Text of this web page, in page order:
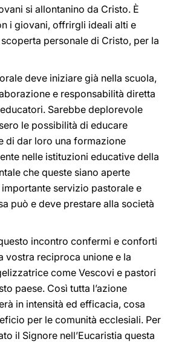
si allontanino da Cristo. È
i giovani, offrirgli ideali alti e
personale di Cristo, per la
deve iniziare già nella scuola,
e responsabilità diretta
Sarebbe deplorevole
le possibilità di educare
di dar loro una formazione
nelle istituzioni educative della
che queste siano aperte
importante servizio pastorale e
può e deve prestare alla società
incontro confermi e conforti
vostra reciproca unione e la
come Vescovi e pastori
paese. Così tutta l’azione
in intensità ed efficacia, cosa
per le comunità ecclesiali. Per
il Signore nell’Eucaristia questa